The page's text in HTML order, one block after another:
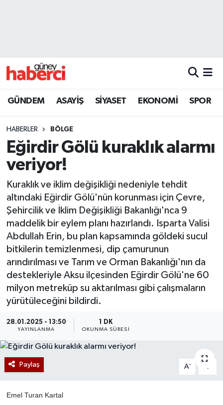
GÜNDEM ASAYİŞ SİYASET EKONOMİ SPOR
HABERLER BÖLGE
Eğirdir Gölü kuraklık alarmı
veriyor!
Kuraklık ve iklim değişikliği nedeniyle tehdit
altındaki Eğirdir Gölü'nün korunması için Çevre,
Şehircilik ve İklim Değişikliği Bakanlığı'nca 9
maddelik bir eylem planı hazırlandı. Isparta Valisi
Abdullah Erin, bu plan kapsamında göldeki sucul
bitkilerin temizlenmesi, dip çamurunun
arındırılması ve Tarım ve Orman Bakanlığı'nın da
destekleriyle Aksu ilçesinden Eğirdir Gölü'ne 60
milyon metreküp su aktarılması gibi çalışmaların
yürütüleceğini bildirdi.
28.01.2025 - 13:50
YAYINLANMA
1 DK
OKUNMA SÜRESI
Paylaş A- A
Emel Turan Kartal
Beyoğlu Trafik Yoğunluk Haritası
Son Dakika Haberleri
Haber Arşivi